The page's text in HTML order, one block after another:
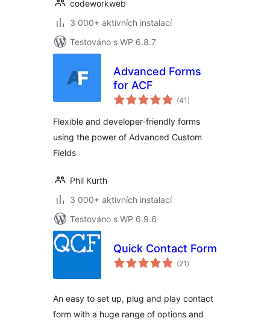
codeworkweb
3 000+ aktivních instalací
Testováno s WP 6.8.7
Advanced Forms
for ACF
(41 celkové
hodnocení
)
Flexible and developer-friendly forms
using the power of Advanced Custom
Fields
Phil Kurth
3 000+ aktivních instalací
Testováno s WP 6.9.6
Quick Contact Form
(21 celkové
hodnocení
)
An easy to set up, plug and play contact
form with a huge range of options and